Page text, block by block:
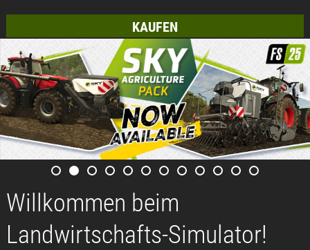
KAUFEN
Willkommen beim
Landwirtschafts-Simulator!